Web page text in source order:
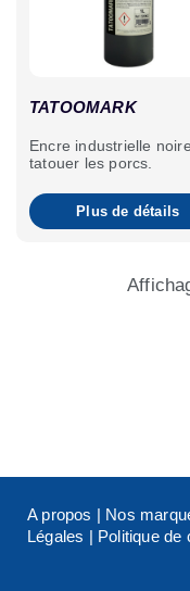
TATOOMARK
Encre industrielle
tatouer les porcs.
Plus de détails
A propos | Nos
Légales | Politique de